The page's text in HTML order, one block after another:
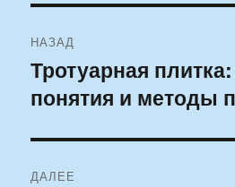
по
записям
НАЗАД
Предыдущая
запись:
Тротуарная
понятия и методы
ДАЛЕЕ